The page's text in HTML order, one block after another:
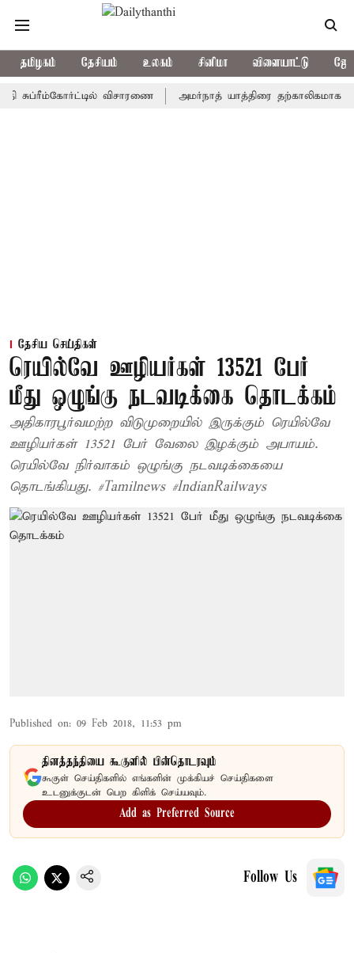
தமிழகம் தேசியம் உலகம் சினிமா விளையாட்டு
சுப்ரீம்கோர்ட்டில் விசாரணை அமர்நாத் யாத்திரை தற்காலிகமாக
தேசிய செய்திகள்
ரெயில்வே ஊழியர்கள் 13521 பேர்
மீது ஒழுங்கு நடவடிக்கை தொடக்கம்
அதிகாரபூர்வமற்ற விடுமுறையில் இருக்கும் ரெயில்வே
ஊழியர்கள் 13521 பேர் வேலை இழக்கும் அபாயம்.
ரெயில்வே நிர்வாகம் ஒழுங்கு நடவடிக்கையை
தொடங்கியது. #Tamilnews #IndianRailways
Published on: 09 Feb 2018, 11:53 pm
தினத்தந்தியை கூகுளில் பின்தொடரவும்
கூகுள் செய்திகளில் எங்களின் முக்கியச் செய்திகளை
உடனுக்குடன் பெற கிளிக் செய்யவும்.
Add as Preferred Source
Follow Us